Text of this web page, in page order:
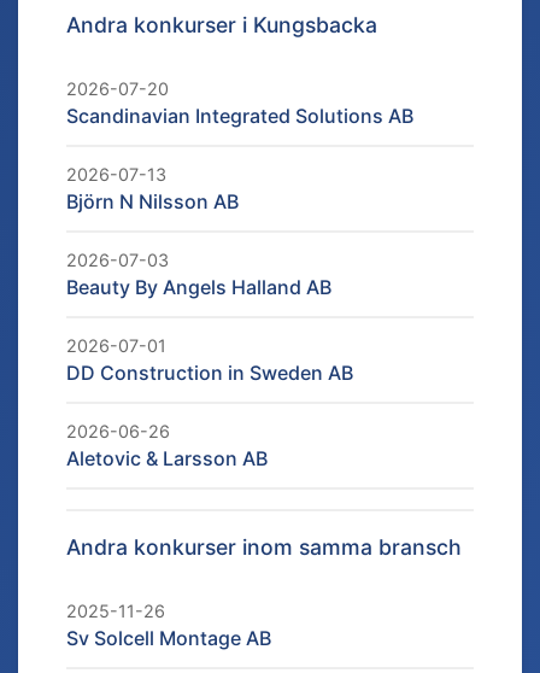
Andra konkurser i Kungsbacka
2026-07-20
Scandinavian Integrated Solutions AB
2026-07-13
Björn N Nilsson AB
2026-07-03
Beauty By Angels Halland AB
2026-07-01
DD Construction in Sweden AB
2026-06-26
Aletovic & Larsson AB
Andra konkurser inom samma bransch
2025-11-26
Sv Solcell Montage AB